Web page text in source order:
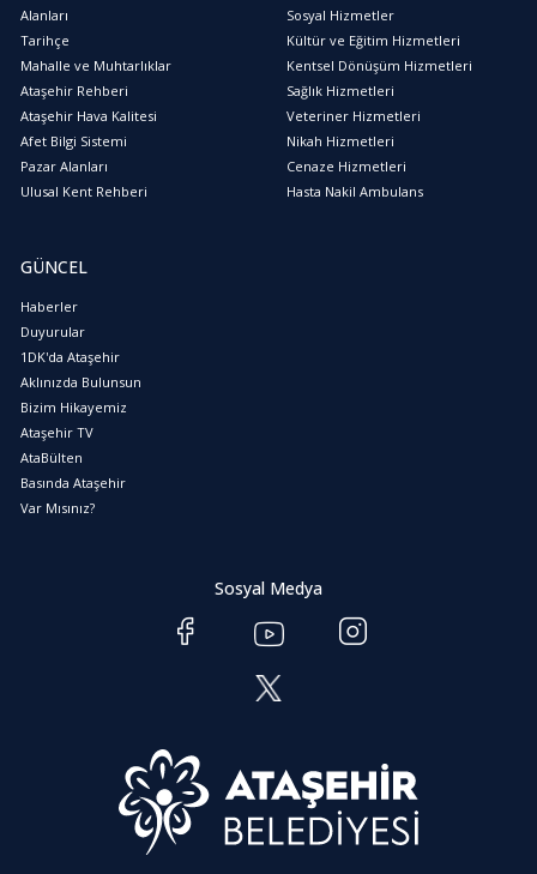
Alanları
Tarihçe
Mahalle ve Muhtarlıklar
Ataşehir Rehberi
Ataşehir Hava Kalitesi
Afet Bilgi Sistemi
Pazar Alanları
Ulusal Kent Rehberi
Sosyal Hizmetler
Kültür ve Eğitim Hizmetleri
Kentsel Dönüşüm Hizmetleri
Sağlık Hizmetleri
Veteriner Hizmetleri
Nikah Hizmetleri
Cenaze Hizmetleri
Hasta Nakil Ambulans
GÜNCEL
Haberler
Duyurular
1DK'da Ataşehir
Aklınızda Bulunsun
Bizim Hikayemiz
Ataşehir TV
AtaBülten
Basında Ataşehir
Var Mısınız?
Sosyal Medya